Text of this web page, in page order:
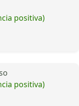
positiva)
positiva)